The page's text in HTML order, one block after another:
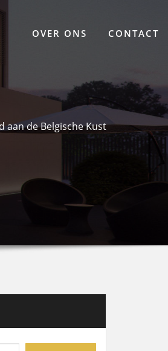
OVER ONS CONTACT
aan de Belgische Kust